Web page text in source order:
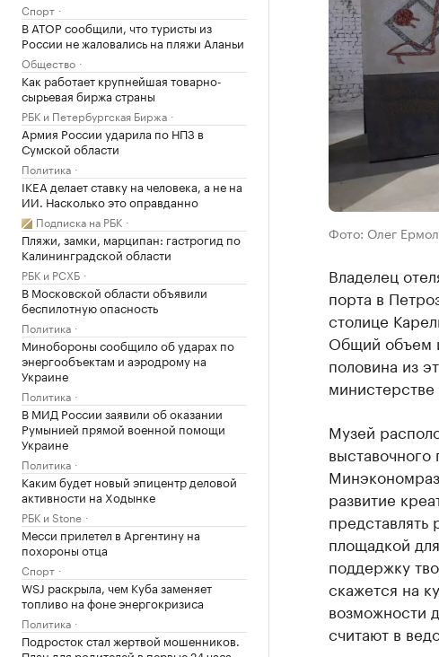
Спорт
В АТОР сообщили, что туристы из
России не жаловались на пляжи Аланьи
Общество
Как работает крупнейшая товарно-
сырьевая биржа страны
РБК и Петербургская Биржа
Армия России ударила по НПЗ в
Сумской области
Политика
IKEA делает ставку на человека, а не на
ИИ. Насколько это оправданно
Подписка на РБК
Пляжи, замки, марципан: гастрогид по
Калининградской области
РБК и РСХБ
В Московской области объявили
беспилотную опасность
Политика
Минобороны сообщило об ударах по
энергообъектам и аэродрому на
Украине
Политика
В МИД России заявили об оказании
Румынией прямой военной помощи
Украине
Политика
Каким будет новый эпицентр деловой
активности на Ходынке
РБК и Stone
Месси прилетел в Аргентину на
похороны отца
Спорт
WSJ раскрыла, чем Куба заменяет
топливо на фоне энергокризиса
Политика
Подросток стал жертвой мошенников.
Фото: Олег
Владелец
порта в
столице
Общий объем
половина из
министерстве
Музей
развитие
площадкой
поддержку
скажется на
возможности
считают в